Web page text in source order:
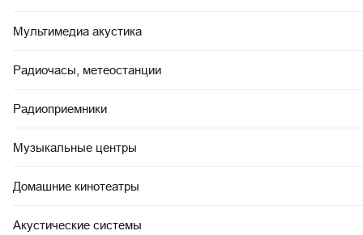
Мультимедиа акустика
Радиочасы, метеостанции
Радиоприемники
Музыкальные центры
Домашние кинотеатры
Акустические системы